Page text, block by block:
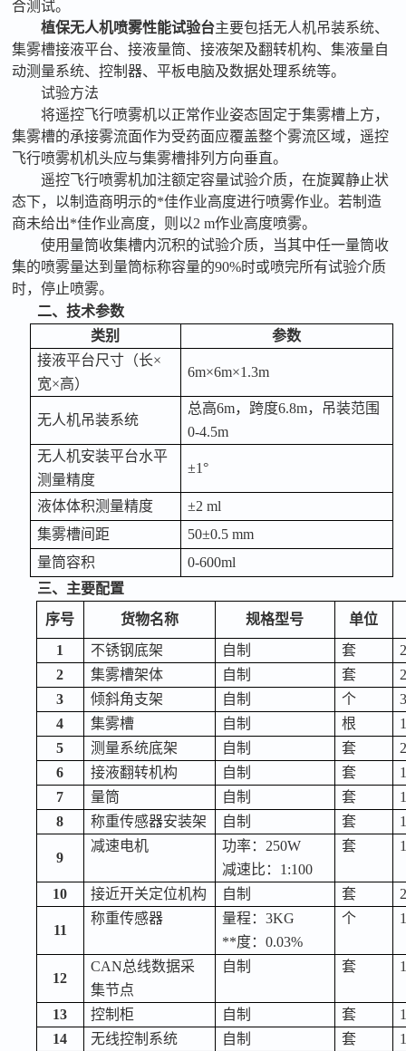
合测试。
植保无人机喷雾性能试验台主要包括无人机吊装系统、
集雾槽接液平台、接液量筒、接液架及翻转机构、集液量自
动测量系统、控制器、平板电脑及数据处理系统等。
试验方法
将遥控飞行喷雾机以正常作业姿态固定于集雾槽上方，
集雾槽的承接雾流面作为受药面应覆盖整个雾流区域，遥控
飞行喷雾机机头应与集雾槽排列方向垂直。
遥控飞行喷雾机加注额定容量试验介质，在旋翼静止状
态下，以制造商明示的*佳作业高度进行喷雾作业。若制造
商未给出*佳作业高度，则以2 m作业高度喷雾。
使用量筒收集槽内沉积的试验介质，当其中任一量筒收
集的喷雾量达到量筒标称容量的90%时或喷完所有试验介质
时，停止喷雾。
二、技术参数
类别
参数
接液平台尺寸（长×
宽×高）
6m×6m×1.3m
无人机吊装系统
总高6m，跨度6.8m，吊装范围
0-4.5m
无人机安装平台水平
测量精度
±1°
液体体积测量精度
±2 ml
集雾槽间距
50±0.5 mm
量筒容积
0-600ml
三、 主要配置
序号
货物名称 规格型号
单位
1
不锈钢底架 自制 套
2
2
集雾槽架体 自制 套
2
3
倾斜角支架 自制 个
4
集雾槽 自制 根
5
测量系统底架 自制 套
2
6
接液翻转机构 自制 套
1
7
量筒 自制 套
8
称重传感器安装架 自制 套 1
9
减速电机 功率： 250W
减速比： 1:100
套 1
10 接近开关定位机构 自制 套 2
11
称重传感器 量程： 3KG
**度： 0.03%
个
12
CAN总线数据采
集节点
自制 套
13 控制柜 自制 套
1
14
无线控制系统 自制 套 1